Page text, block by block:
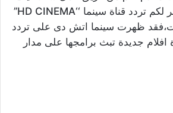
الفضائى المميز ،ننشر لكم تردد قناة سينما ‘‘HD CINEMA’’
ظهرت سينما اتش دى على تردد
افلام جديدة تبث برامجها على مدار